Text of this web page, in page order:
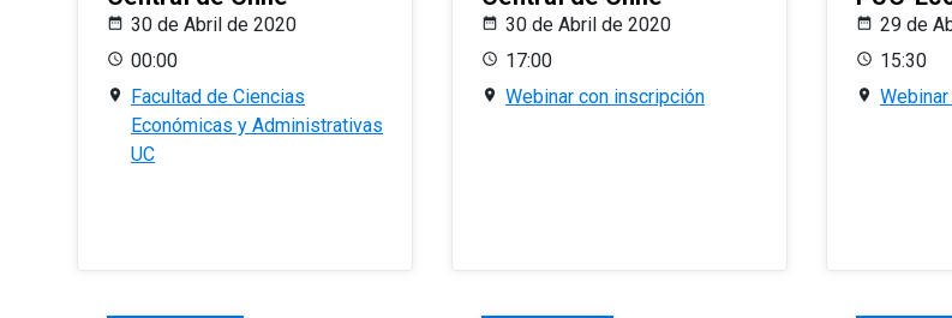
30 de Abril de 2020
00:00
Facultad de Ciencias
Económicas y Administrativas
UC
30 de Abril de 2020
17:00
Webinar con inscripción
29 de
15:30